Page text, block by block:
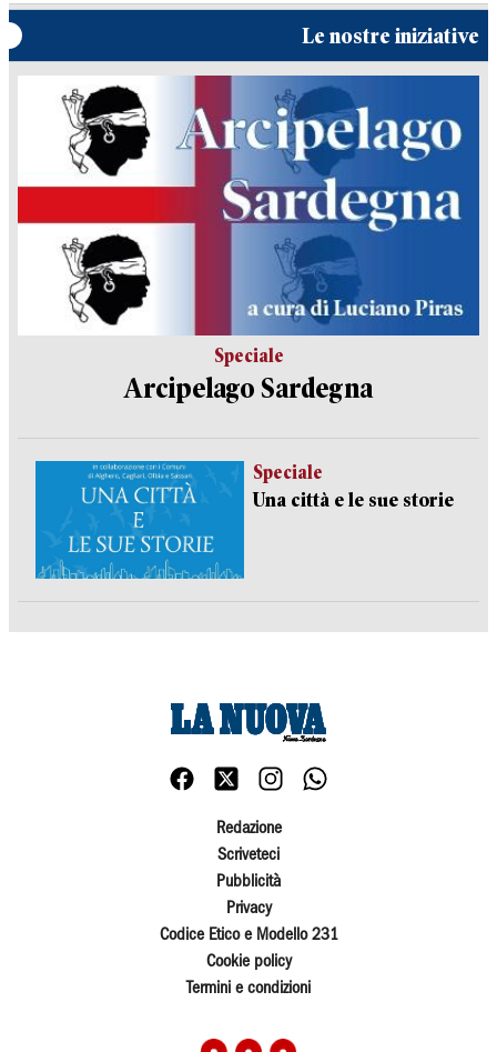
Le nostre iniziative
Speciale
Arcipelago Sardegna
Speciale
Una città e le sue storie
Redazione
Scriveteci
Pubblicità
Privacy
Codice Etico e Modello 231
Cookie policy
Termini e condizioni